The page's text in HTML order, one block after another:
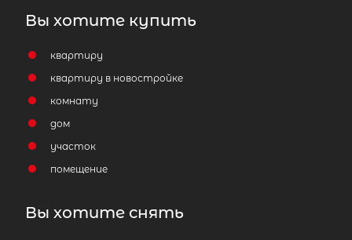
Вы хотите купить
квартиру
квартиру в новостройке
комнату
дом
участок
помещение
Вы хотите снять